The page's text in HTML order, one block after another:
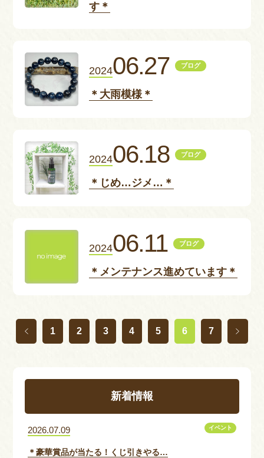
す＊
202406.27 ブログ
＊大雨模様＊
202406.18 ブログ
＊じめ…ジメ…＊
202406.11 ブログ
＊メンテナンス進めています＊
1 2 3 4 5 6 7
新着情報
2026.07.09 イベント
＊豪華賞品が当たる！くじ引きやる…